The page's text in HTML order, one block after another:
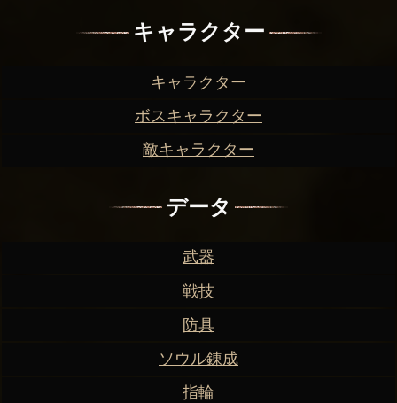
キャラクター
キャラクター
ボスキャラクター
敵キャラクター
データ
武器
戦技
防具
ソウル錬成
指輪